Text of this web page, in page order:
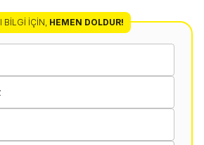
BILGI İÇIN HEMEN DOLDUR!